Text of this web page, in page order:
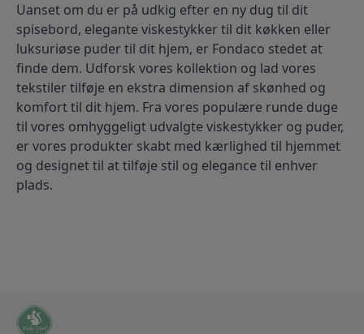
Uanset om du er på udkig efter en ny dug til dit
spisebord, elegante viskestykker til dit køkken eller
luksuriøse puder til dit hjem, er Fondaco stedet at
finde dem. Udforsk vores kollektion og lad vores
tekstiler tilføje en ekstra dimension af skønhed og
komfort til dit hjem. Fra vores populære runde duge
til vores omhyggeligt udvalgte viskestykker og puder,
er vores produkter skabt med kærlighed til hjemmet
og designet til at tilføje stil og elegance til enhver
plads.